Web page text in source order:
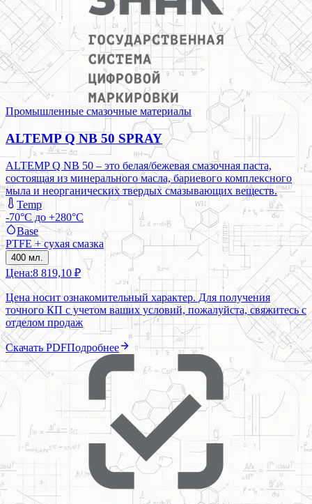
Промышленные смазочные материалы
ALTEMP Q NB 50 SPRAY
ALTEMP Q NB 50 – это белая/бежевая смазочная паста,
состоящая из минерального масла, бариевого комплексного
мыла и неорганических твердых смазывающих веществ.
Temp
-70°C до +280°C
Base
PTFE + сухая смазка
400 мл.
Цена:8 819,10 ₽
Цена носит ознакомительный характер. Для получения
точного КП с учетом ваших условий, пожалуйста, свяжитесь с
отделом продаж
Скачать PDFПодробнее